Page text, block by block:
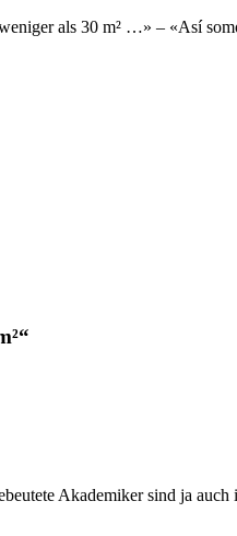
als 30 m² …» – «Así
Akademiker sind ja